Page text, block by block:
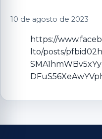
10 de agosto de 2023
https://
lto/posts/